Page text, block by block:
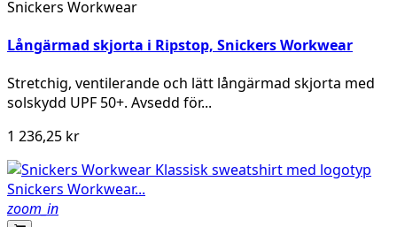
Snickers Workwear
Långärmad skjorta i Ripstop, Snickers Workwear
Stretchig, ventilerande och lätt långärmad skjorta med
solskydd UPF 50+. Avsedd för...
1 236,25 kr
zoom_in